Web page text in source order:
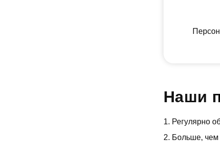
Наши
Регулярно
Больше, чем